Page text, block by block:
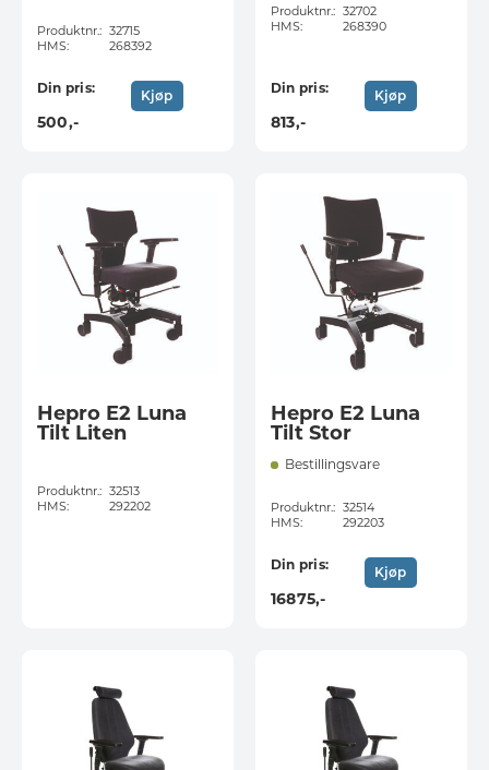
Produktnr.: 32715
HMS:
268392
Din pris:
500,-
Kjøp
Produktnr.: 32702
HMS:
268390
Din pris:
813,-
Kjøp
Hepro E2 Luna
Tilt Liten
Produktnr.: 32513
HMS:
292202
Hepro E2 Luna
Tilt Stor
Bestillingsvare
Produktnr.: 32514
HMS:
292203
Din pris:
16875,-
Kjøp